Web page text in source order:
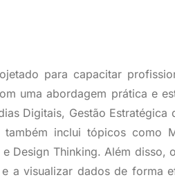
para capacitar
uma abordagem prática e
Digitais, Gestão Estratégica
inclui tópicos como
Design Thinking. Além disso,
a visualizar dados de forma